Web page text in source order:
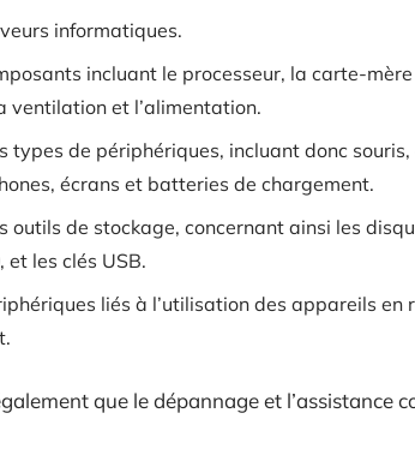
informatiques.
incluant le processeur, la carte-
ventilation et l’alimentation.
types de périphériques, incluant donc
écrans et batteries de chargement.
outils de stockage, concernant ainsi les
et les clés USB.
liés à l’utilisation des appareils en
que le dépannage et l’assistance